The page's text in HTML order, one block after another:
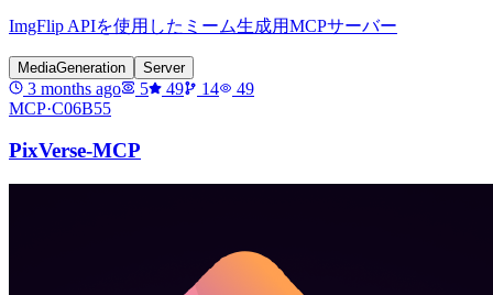
ImgFlip APIを使用したミーム生成用MCPサーバー
MediaGeneration Server
3 months ago 5 49 14
49
MCP·C06B55
PixVerse-MCP